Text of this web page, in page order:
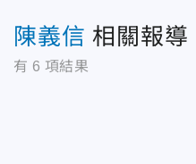
陳義信 相關報導
有 6 項結果